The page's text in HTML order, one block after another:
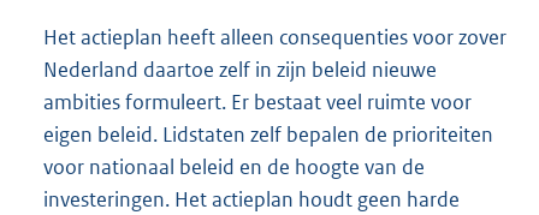
Het actieplan heeft alleen consequenties voor zover
Nederland daartoe zelf in zijn beleid nieuwe
ambities formuleert. Er bestaat veel ruimte voor
eigen beleid. Lidstaten zelf bepalen de prioriteiten
voor nationaal beleid en de hoogte van de
investeringen. Het actieplan houdt geen harde